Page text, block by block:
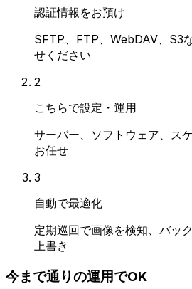
認証情報をお預け
SFTP、FTP、WebDAV、S3
せください
2
こちらで設定・運用
サーバー、ソフトウェア、ス
お任せ
3
自動で最適化
定期巡回で画像を検知、バッ
上書き
今まで通りの運用でOK